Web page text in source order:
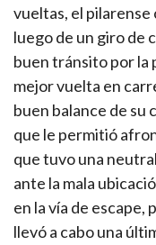
vueltas, el pilarense
luego de un giro de
buen tránsito por la
mejor vuelta en
buen balance de su
que le permitió
que tuvo una
ante la mala
en la vía de escape,
llevó a cabo una